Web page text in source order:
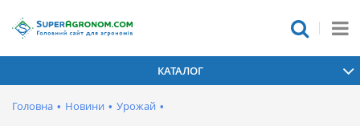
КАТАЛОГ
Головна • Новини • Урожай •